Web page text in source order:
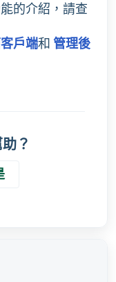
的介紹，請查
戶端和 管理後
？